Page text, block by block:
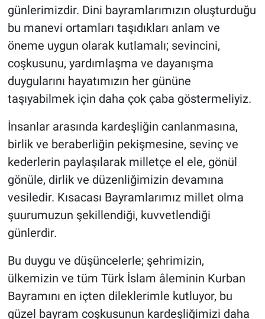
günlerimizdir. Dini bayramlarımızın oluşturduğu
bu manevi ortamları taşıdıkları anlam ve
öneme uygun olarak kutlamalı; sevincini,
coşkusunu, yardımlaşma ve dayanışma
duygularını hayatımızın her gününe
taşıyabilmek için daha çok çaba göstermeliyiz.
İnsanlar arasında kardeşliğin canlanmasına,
birlik ve beraberliğin pekişmesine, sevinç ve
kederlerin paylaşılarak milletçe el ele, gönül
gönüle, dirlik ve düzenliğimizin devamına
vesiledir. Kısacası Bayramlarımız millet olma
şuurumuzun şekillendiği, kuvvetlendiği
günlerdir.
Bu duygu ve düşüncelerle; şehrimizin,
ülkemizin ve tüm Türk İslam âleminin Kurban
Bayramını en içten dileklerimle kutluyor, bu
güzel bayram coşkusunun kardeşliğimizi daha